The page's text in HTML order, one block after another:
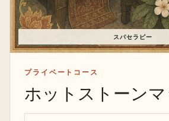
スパセラピー
プライベートコース
ホットストーン